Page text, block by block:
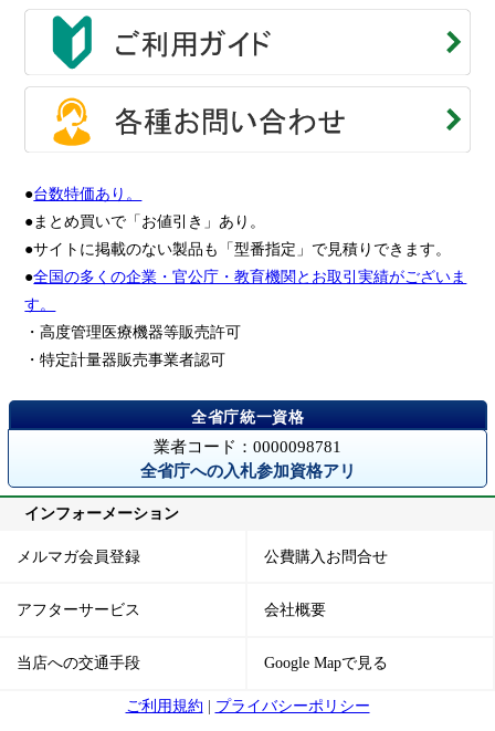
●台数特価あり。
●まとめ買いで「お値引き」あり。
●サイトに掲載のない製品も「型番指定」で見積りできます。
●全国の多くの企業・官公庁・教育機関とお取引実績がございま
す。
・高度管理医療機器等販売許可
・特定計量器販売事業者認可
業者コード：0000098781
全省庁への入札参加資格アリ
インフォーメーション
メルマガ会員登録 公費購入お問合せ
アフターサービス 会社概要
当店への交通手段 Google Mapで見る
ご利用規約 プライバシーポリシー